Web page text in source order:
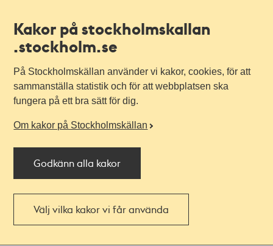
Kakor på stockholmskallan
.stockholm.se
På Stockholmskällan använder vi kakor, cookies, för att
sammanställa statistik och för att webbplatsen ska
fungera på ett bra sätt för dig.
Om kakor på Stockholmskällan
Godkänn alla kakor
Välj vilka kakor vi får använda